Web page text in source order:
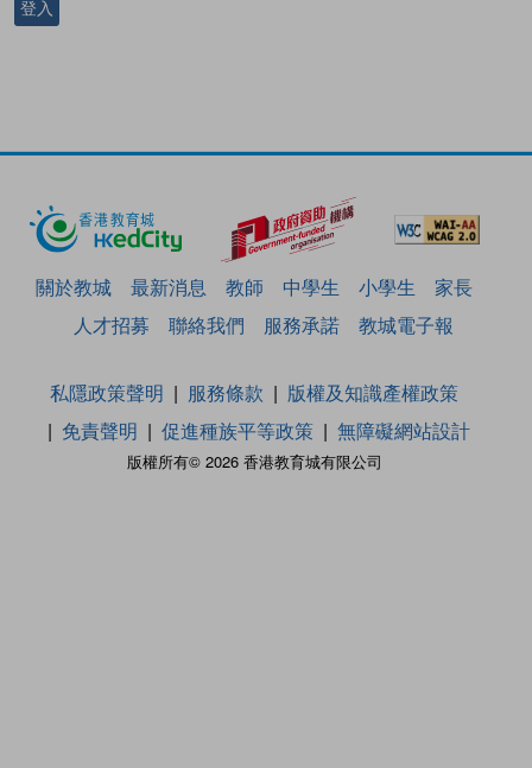
登入
關於教城 最新消息 教師 中學生 小學生
家長
人才招募
聯絡我們 服務承諾 教城電子報
版權所有© 2026 香港教育城有限公司
私隱政策聲明 服務條款
版權及知識產權政策
免責聲明
促進種族平等政策 無障礙網站設計